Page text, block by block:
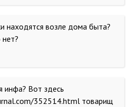
находятся возле дома быта?
инфа? Вот здесь
352514.html товарищ